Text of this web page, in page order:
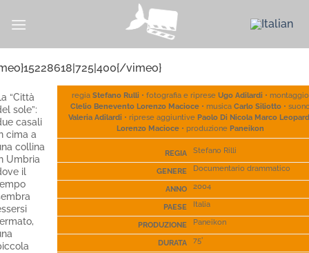
vimeo}
“Città
sole”:
casali
cima a
collina
Umbria
il
regia Stefano Rulli • fotografia e riprese Ugo Adilardi • montaggio
Clelio Benevento Lorenzo Macioce• musicaCarlo Siliotto•
Valeria Adilardi • riprese aggiuntivePaolo Di Nicola Marco
Lorenzo Macioce• produzione Paneikon
REGIA Stefano Rilli
GENERE Documentario drammatico
ANNO 2004
PAESE Italia
PRODUZIONE Paneikon
DURATA 75’